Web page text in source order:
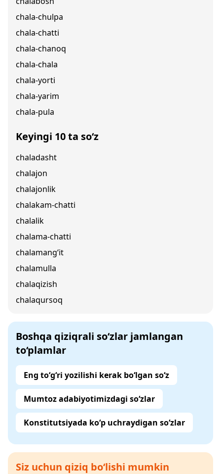
chala-chulpa
chala-chatti
chala-chanoq
chala-chala
chala-yorti
chala-yarim
chala-pula
Keyingi 10 ta so‘z
chaladasht
chalajon
chalajonlik
chalakam-chatti
chalalik
chalama-chatti
chalamang‘it
chalamulla
chalaqizish
chalaqursoq
Boshqa qiziqrali so‘zlar jamlangan
to‘plamlar
Eng to‘g‘ri yozilishi kerak bo‘lgan so‘z
Mumtoz adabiyotimizdagi so‘zlar
Konstitutsiyada ko‘p uchraydigan so‘zlar
Siz uchun qiziq bo‘lishi mumkin